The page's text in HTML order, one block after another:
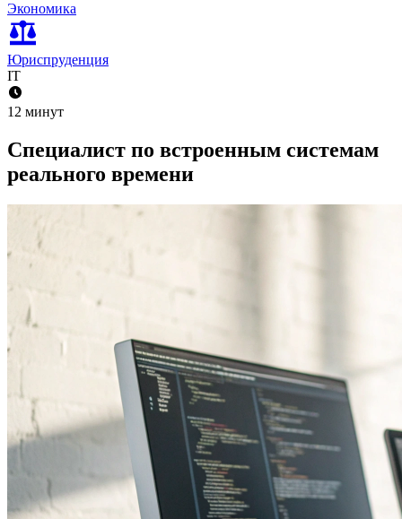
Экономика
Юриспруденция
IT
12 минут
Специалист по встроенным системам
реального времени